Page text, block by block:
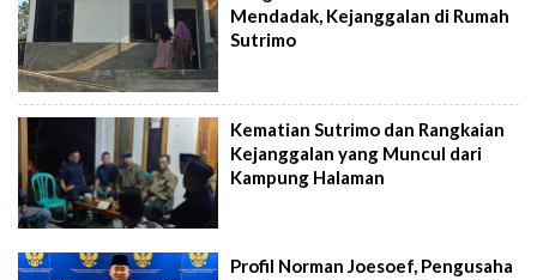
Mendadak, Kejanggalan di Rumah
Sutrimo
Kematian Sutrimo dan Rangkaian
Kejanggalan yang Muncul dari
Kampung Halaman
Profil Norman Joesoef, Pengusaha